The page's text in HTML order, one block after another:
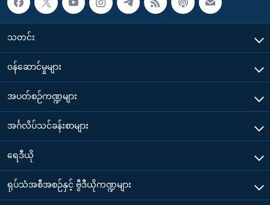
သတင်း
၀န်ဆောင်မှုများ
အပတ်စဉ်ကဏ္ဍများ
အင်္ဂလိပ်သင်ခန်းစာများ
ရေဒီယို
ရုပ်သံအစီအစဉ်နှင့် ဗွီဒီယိုကဏ္ဍများ